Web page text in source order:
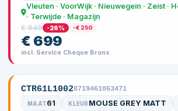
Vleuten · VoorWijk · Nieuwegein · Zeist ·
· Terwijde · Magazijn
€ 949
-26% -€ 250
€ 699
incl. Service Cheque Brons
CTR61L10028719461053471
MAAT61 KLEUR MOUSE GREY MATT